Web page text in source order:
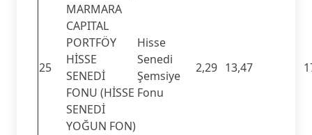
25
MARMARA
CAPITAL
PORTFÖY
HİSSE
SENEDİ
FONU (HİSSE
SENEDİ
YOĞUN FON)
Hisse
Senedi
Şemsiye
Fonu
2,29 13,47